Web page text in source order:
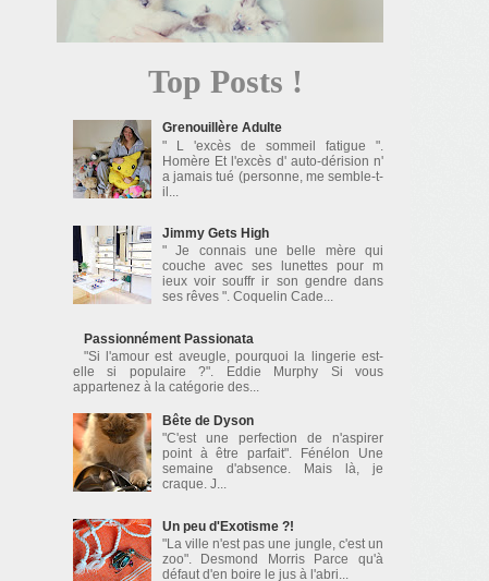
Top Posts !
Grenouillère Adulte
" L 'excès de sommeil fatigue ".
Homère Et l'excès d' auto-dérision n'
a jamais tué (personne, me semble-t-
il...
Jimmy Gets High
" Je connais une belle mère qui
couche avec ses lunettes pour m
ieux voir souffr ir son gendre dans
ses rêves ". Coquelin Cade...
Passionnément Passionata
"Si l'amour est aveugle, pourquoi la lingerie est-
elle si populaire ?". Eddie Murphy Si vous
appartenez à la catégorie des...
Bête de Dyson
"C'est une perfection de n'aspirer
point à être parfait". Fénélon Une
semaine d'absence. Mais là, je
craque. J...
Un peu d'Exotisme ?!
"La ville n'est pas une jungle, c'est un
zoo". Desmond Morris Parce qu'à
défaut d'en boire le jus à l'abri...